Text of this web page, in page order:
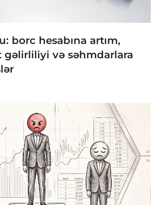
borc hesabına artım,
gəlirliliyi və səhmdarlara